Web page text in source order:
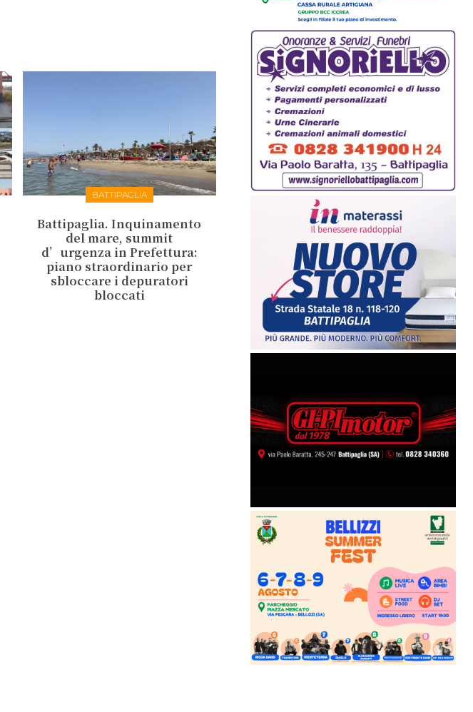
BATTIPAGLIA
Battipaglia. Inquinamento
del mare, summit
d’urgenza in Prefettura:
piano straordinario per
sbloccare i depuratori
bloccati